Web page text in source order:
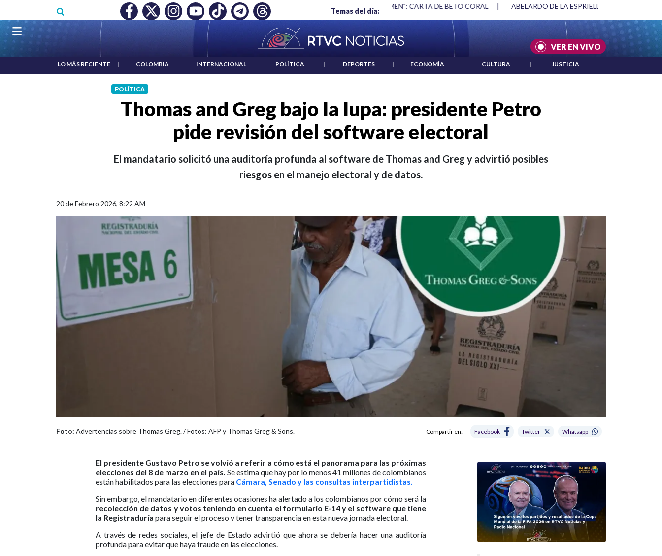
Temas del día:
MÍNIMO NO DESTRUYÓ EMPLEO: JP MORGAN | "HABLAR NO ES UN CRIMEN": CARTA DE BETO CORAL ABELARDO DE LA ESPRIELLA Y DMG ACUERDOS ENTRE ESTADOS UNIDOS E
VER EN VIVO
Navegación principal
LO MÁS RECIENTE | COLOMBIA | INTERNACIONAL | POLÍTICA | DEPORTES | ECONOMÍA | CULTURA | JUSTICIA
POLÍTICA
Thomas and Greg bajo la lupa: presidente Petro
pide revisión del software electoral
El mandatario solicitó una auditoría profunda al software de Thomas and Greg y advirtió posibles
riesgos en el manejo electoral y de datos.
20 de Febrero 2026, 8:22 AM
Foto: Advertencias sobre Thomas Greg. / Fotos: AFP y Thomas Greg & Sons. Compartir en: Facebook Twitter Whatsapp
El presidente Gustavo Petro se volvió a referir a cómo está el panorama para las próximas
elecciones del 8 de marzo en el país. Se estima que hay por lo menos 41 millones de colombianos
están habilitados para las elecciones para Cámara, Senado y las consultas interpartidistas.
Sin embargo, el mandatario en diferentes ocasiones ha alertado a los colombianos por cómo será la
recolección de datos y votos teniendo en cuenta el formulario E-14 y el software que tiene
la Registraduría para seguir el proceso y tener transparencia en esta nueva jornada electoral.
A través de redes sociales, el jefe de Estado advirtió que ahora se debería hacer una auditoría
profunda para evitar que haya fraude en las elecciones.